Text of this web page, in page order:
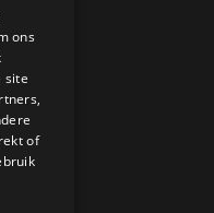
ons
site
of